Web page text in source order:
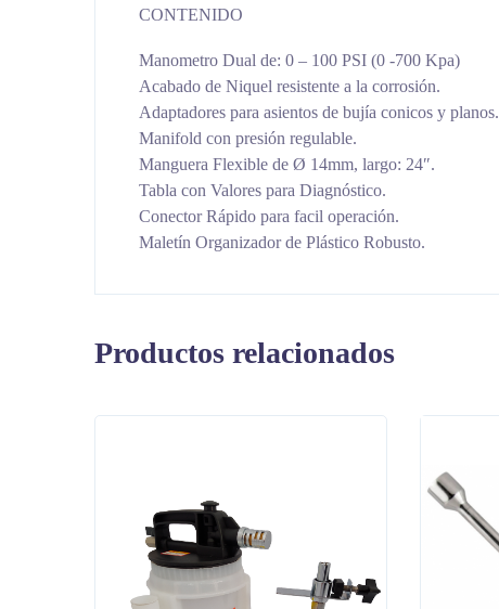
CONTENIDO
Manometro Dual de: 0 – 100 PSI (0 -700 Kpa)
Acabado de Niquel resistente a la corrosión.
Adaptadores para asientos de bujía conicos y planos.
Manifold con presión regulable.
Manguera Flexible de Ø 14mm, largo: 24″.
Tabla con Valores para Diagnóstico.
Conector Rápido para facil operación.
Maletín Organizador de Plástico Robusto.
Productos relacionados